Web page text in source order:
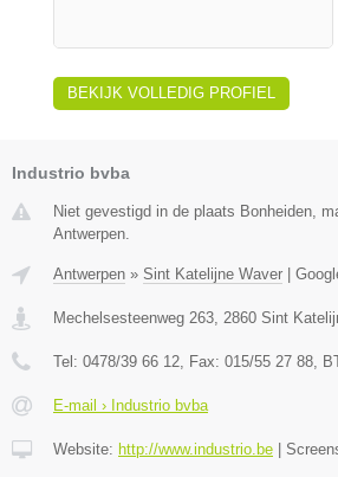
BEKIJK VOLLEDIG PROFIEL
Industrio bvba
Niet gevestigd in de plaats Bonheiden,
Antwerpen.
Antwerpen » Sint Katelijne Waver
Mechelsesteenweg 263, 2860 Sint
Tel: 0478/39 66 12, Fax: 015/55 27 88,
E-mail › Industrio bvba
Website: http://www.industrio.be